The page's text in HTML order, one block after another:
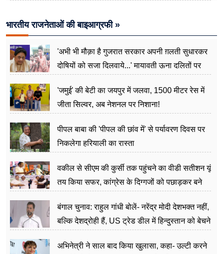
भारतीय राजनेताओं की बाइआग्रफी »
'अभी भी मौक़ा है गुजरात सरकार अपनी ग़लती सुधारकर
दोषियों को सजा दिलवाये...' मायावती ऊना दलितों पर
'जमुई' की बेटी का जयपुर में जलवा, 1500 मीटर रेस में
जीता सिल्वर, अब नेशनल पर निशाना!
पीपल बाबा की 'पीपल की छांव में' से पर्यावरण दिवस पर
निकलेगा हरियाली का रास्ता
वकील से सीएम की कुर्सी तक पहुंचने का वीडी सतीशन यूं
तय किया सफर, कांग्रेस के दिग्गजों को पछाड़कर बने
बंगाल चुनाव: राहुल गांधी बोलें- नरेंद्र मोदी देशभक्त नहीं,
बल्कि देशद्रोही हैं, US ट्रेड डील में हिन्दुस्तान को बेचने
अभिनेत्री ने साल बाद किया खुलासा, कहा- उल्टी करने